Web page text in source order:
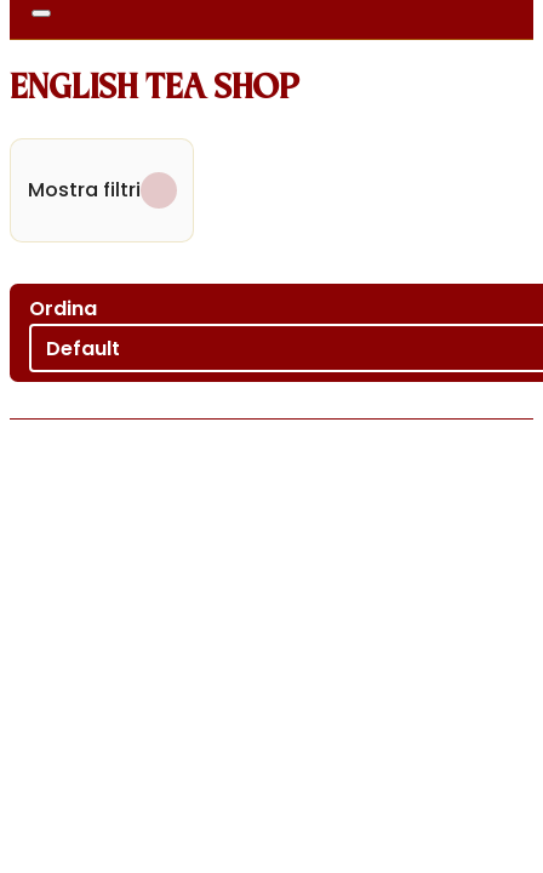
ENGLISH TEA SHOP
Mostra filtri
Ordina
Ordina per
Sort content